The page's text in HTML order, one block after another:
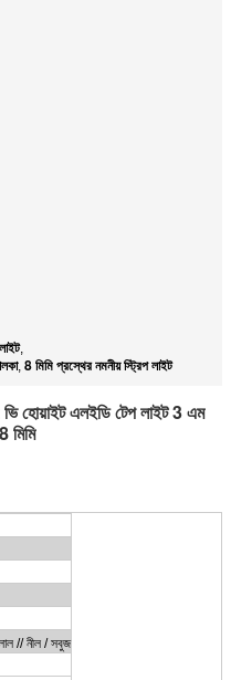
,
, 8 মিমি প্রস্থের নমনীয় স্ট্রিপ লাইট
হোয়াইট এলইডি টেপ লাইট 3 এম
// নীল / সবুজ